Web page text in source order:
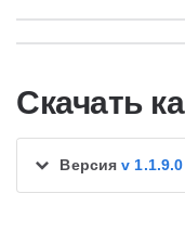
Скачать
Версияv 1.1.9.0